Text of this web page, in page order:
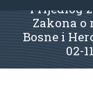
Prijedlog
Zakona
Bosne i
02-